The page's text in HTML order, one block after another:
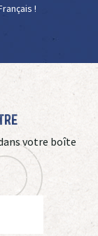
!
votre boîte